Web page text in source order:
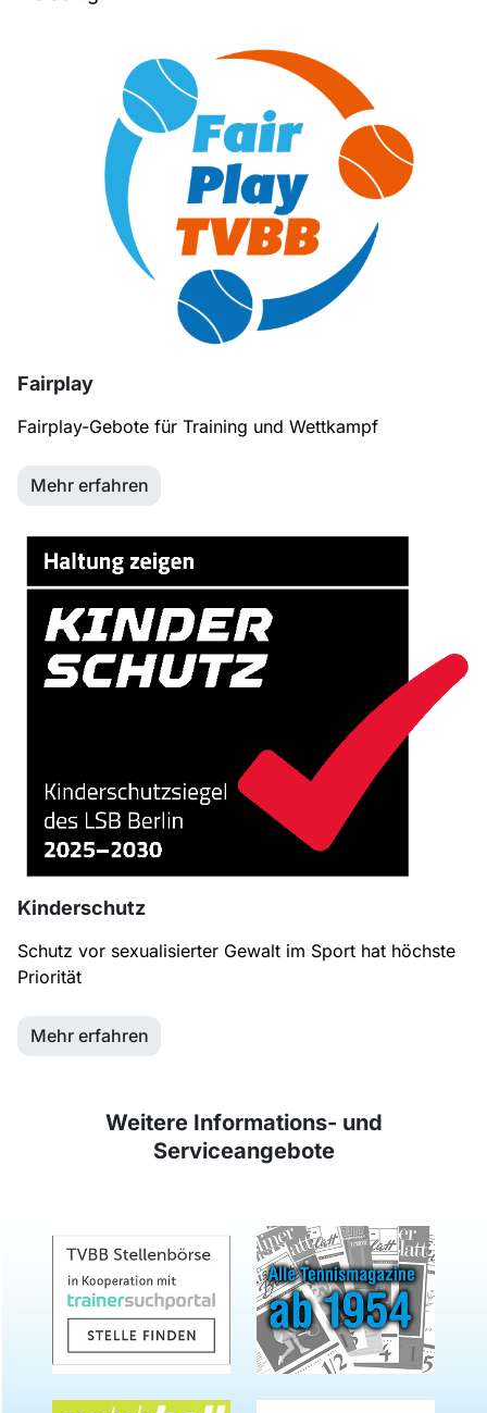
Fairplay
Fairplay-Gebote für Training und Wettkampf
Mehr erfahren
Kinderschutz
Schutz vor sexualisierter Gewalt im Sport hat höchste
Priorität
Mehr erfahren
Weitere Informations- und
Serviceangebote